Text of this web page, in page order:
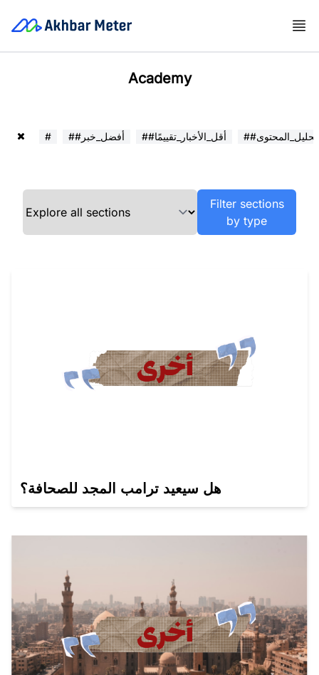
Academy
# ##أفضل_خبر ##أقل_الأخبار_تقييمًا ##تحليل_المحتوى
Filter sections
by type
هل سيعيد ترامب المجد للصحافة؟